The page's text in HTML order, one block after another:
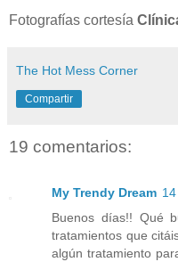
Fotografías cortesía
The Hot Mess Corner
Compartir
19 comentarios:
My Trendy Dream
Buenos días!! Qué
tratamientos que
algún tratamiento